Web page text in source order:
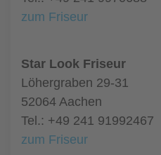
zum Friseur
Star Look Friseur
Löhergraben 29-31
52064 Aachen
Tel.: +49 241 91992467
zum Friseur